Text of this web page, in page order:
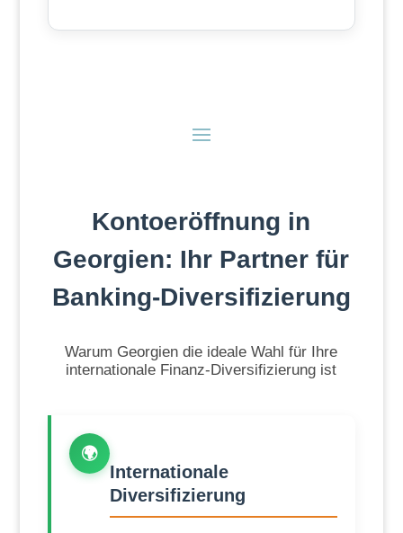
Kontoeröffnung in
Georgien: Ihr Partner für
Banking-Diversifizierung
Warum Georgien die ideale Wahl für Ihre
internationale Finanz-Diversifizierung ist
🌍
Internationale
Diversifizierung